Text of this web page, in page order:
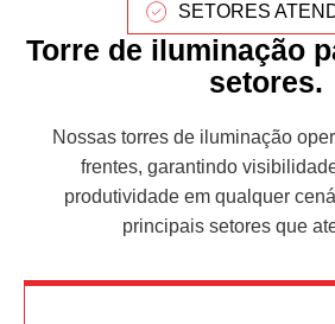
SETORES
Torre de iluminação
setores.
Nossas torres de iluminação
frentes, garantindo
produtividade em qualquer
principais setores que